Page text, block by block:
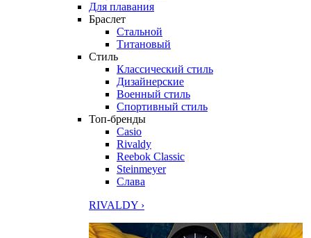
Для плавания
Браслет
Стальной
Титановый
Стиль
Классический стиль
Дизайнерские
Военный стиль
Спортивный стиль
Топ-бренды
Casio
Rivaldy
Reebok Classic
Steinmeyer
Слава
RIVALDY ›